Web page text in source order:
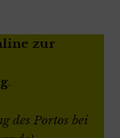
zur
.
des Portos bei